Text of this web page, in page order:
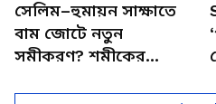
সেলিম–হুমায়ন সাক্ষাতে
বাম জোটে নতুন
সমীকরণ? শমীকের